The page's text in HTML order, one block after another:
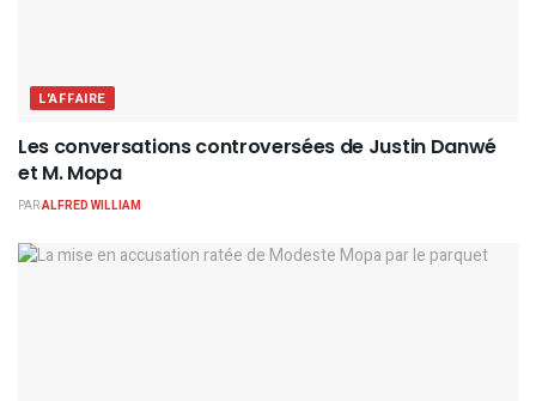
L'AFFAIRE
Les conversations controversées de Justin Danwé
et M. Mopa
PARALFRED WILLIAM